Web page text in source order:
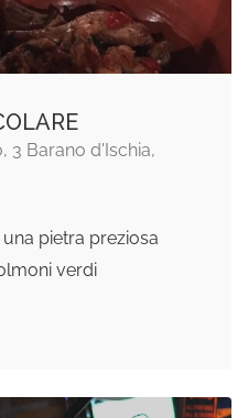
3 Barano d'Ischia,
pietra preziosa
verdi